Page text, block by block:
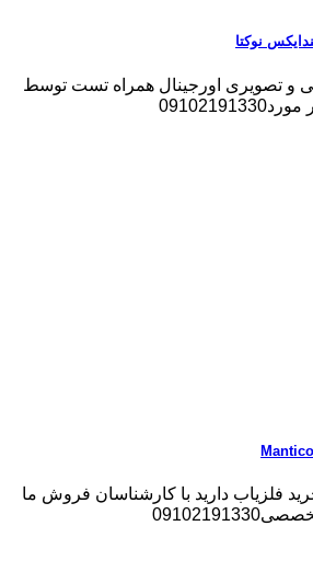
و تصویری اورجینال همراه تست توسط
فلزیاب دارید با کارشناسان فروش ما